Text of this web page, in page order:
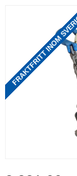
FRAKTFRITT INOM